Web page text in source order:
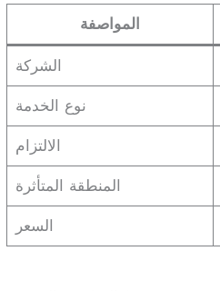
المواصفة
الشركة
نوع الخدمة
الالتزام
المنطقة المتأثرة
السعر